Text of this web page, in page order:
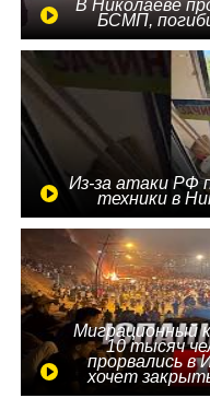
В Николаеве
БСМП,
Из-за атаки РФ
техники в
Миграционный
10 тысяч
прорвались в
хочет